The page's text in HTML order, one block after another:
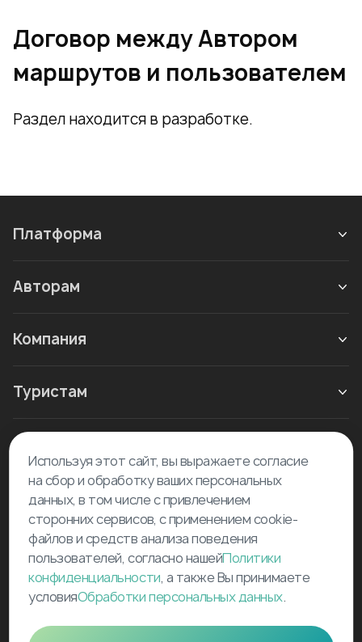
Договор между Автором
маршрутов и пользователем
Раздел находится в разработке.
Платформа
Авторам
Компания
Туристам
Новое в блоге
©2026Tourselfer
support@tourselfer.com
Карта сайта
Используя этот сайт, вы выражаете согласие
на сбор и обработку ваших персональных
данных, в том числе с привлечением
сторонних сервисов, с применением cookie-
файлов и средств анализа поведения
пользователей, согласно нашейПолитики
конфиденциальности, а также Вы принимаете
условияОбработки персональных данных.